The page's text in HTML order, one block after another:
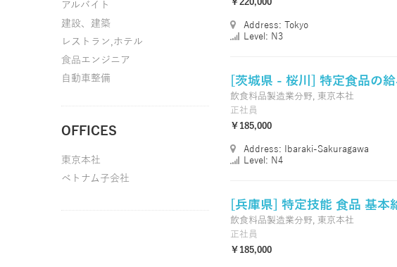
アルバイト
建設、建築
レストラン,ホテル
食品エンジニア
自動車整備
OFFICES
東京本社
ベトナム子会社
￥220,000
Address: Tokyo
Level: N3
[茨城県 - 桜川] 特定食品の
飲食料品製造業分野, 東京本社
正社員
￥185,000
Address: Ibaraki-Sakuragawa
Level: N4
[兵庫県] 特定技能 食品 基本
飲食料品製造業分野, 東京本社
正社員
￥185,000